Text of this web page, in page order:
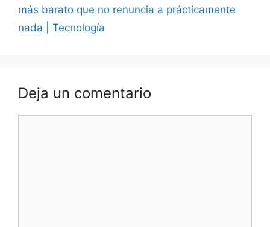
más barato que no renuncia a prácticamente
nada | Tecnología
Deja un comentario